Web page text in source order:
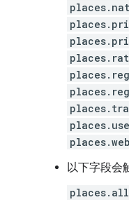
以下字段会